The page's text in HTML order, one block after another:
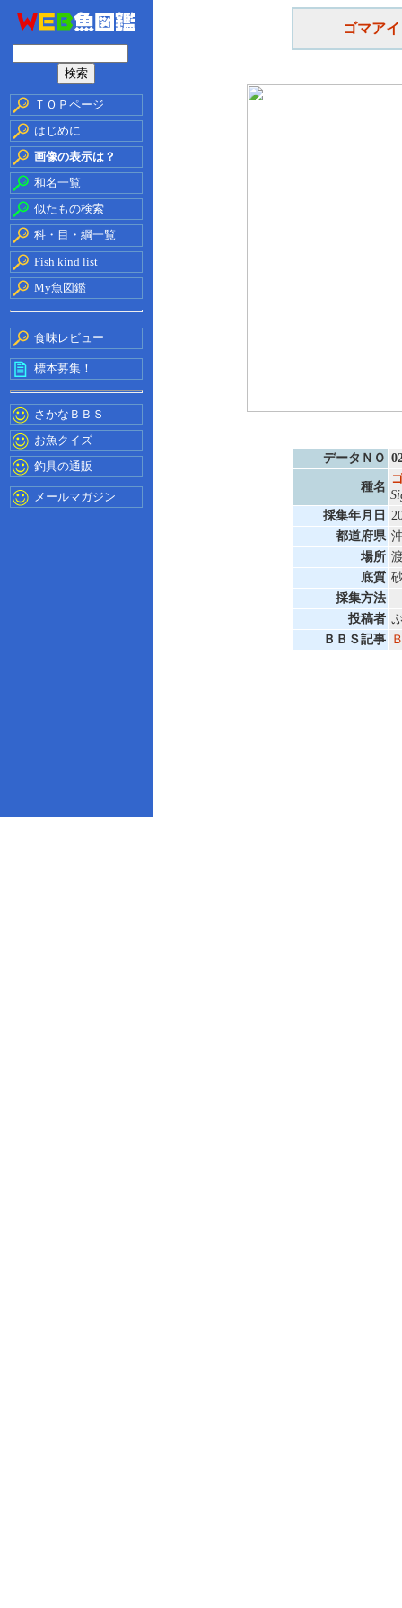
ＴＯＰページ
はじめに
画像の表示は？
和名一覧
似たもの検索
科・目・綱一覧
Fish kind list
My魚図鑑
食味レビュー
標本募集！
さかなＢＢＳ
お魚クイズ
釣具の通販
メールマガジン
ゴマア
データＮＯ
種名
採集年月日
都道府県
場所
底質
採集方法
投稿者
ＢＢＳ記事